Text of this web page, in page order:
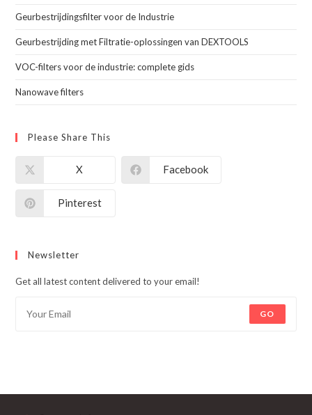
Geurbestrijdingsfilter voor de Industrie
Geurbestrijding met Filtratie-oplossingen van DEXTOOLS
VOC-filters voor de industrie: complete gids
Nanowave filters
Please Share This
X Facebook
Pinterest
Newsletter
Get all latest content delivered to your email!
GO